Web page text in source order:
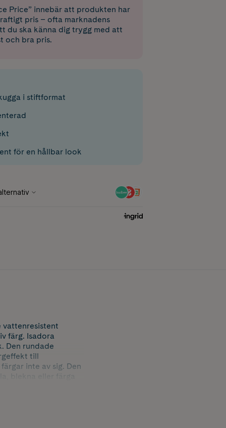
Price” innebär att produkten har
pris – ofta marknadens
du ska känna dig trygg med att
och bra pris.
i stiftformat
för en hållbar look
vattenresistent
färg. Isadora
Den rundade
till
inte av sig. Den
blekna eller färga